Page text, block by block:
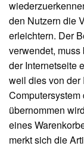
den Nutzern die
erleichtern. Der
verwendet,
der Internetseite
weil dies von der
übernommen
eines
merkt sich die